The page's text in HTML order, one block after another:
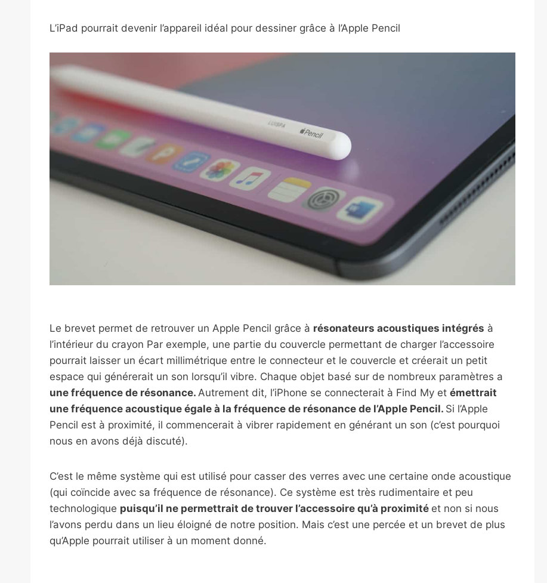
L’iPad pourrait devenir l’appareil idéal pour dessiner grâce à l’Apple Pencil
Le brevet permet de retrouver un Apple Pencil grâce à résonateurs acoustiques intégrés à
l’intérieur du crayon Par exemple, une partie du couvercle permettant de charger l’accessoire
pourrait laisser un écart millimétrique entre le connecteur et le couvercle et créerait un petit
espace qui générerait un son lorsqu’il vibre. Chaque objet basé sur de nombreux paramètres a
une fréquence de résonance. Autrement dit, l’iPhone se connecterait à Find My et émettrait
une fréquence acoustique égale à la fréquence de résonance de l’Apple Pencil. Si l’Apple
Pencil est à proximité, il commencerait à vibrer rapidement en générant un son (c’est pourquoi
nous en avons déjà discuté).
C’est le même système qui est utilisé pour casser des verres avec une certaine onde acoustique
(qui coïncide avec sa fréquence de résonance). Ce système est très rudimentaire et peu
technologique puisqu’il ne permettrait de trouver l’accessoire qu’à proximité et non si nous
l’avons perdu dans un lieu éloigné de notre position. Mais c’est une percée et un brevet de plus
qu’Apple pourrait utiliser à un moment donné.